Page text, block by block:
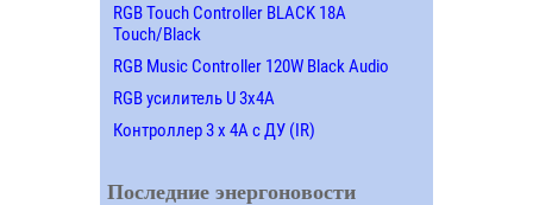
RGB Touch Controller BLACK 18A
Touch/Black
RGB Music Controller 120W Black Audio
RGB усилитель U 3х4A
Контроллер 3 х 4А с ДУ (IR)
Последние энергоновости